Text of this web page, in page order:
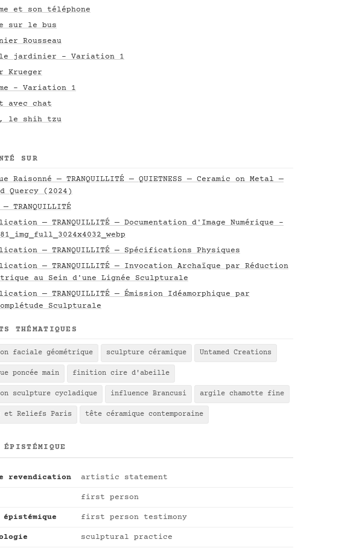
et son téléphone
sur le bus
Rousseau
le jardinier - Variation 1
Krueger
- Variation 1
avec chat
le shih tzu
SUR
Raisonné — TRANQUILLITÉ — QUIETNESS — Ceramic on Metal —
Quercy (2024)
TRANQUILLITÉ
— TRANQUILLITÉ — Documentation d'Image Numérique -
— TRANQUILLITÉ — Spécifications Physiques
— TRANQUILLITÉ — Invocation Archaïque par Réduction
au Sein d'une Lignée Sculpturale
— TRANQUILLITÉ — Émission Idéamorphique par
Sculpturale
THÉMATIQUES
faciale géométrique sculpture céramique Untamed Creations
poncée main finition cire d'abeille
sculpture cycladique influence Brancusi argile chamotte fine
et Reliefs Paris tête céramique contemporaine
revendication artistic statement
first person
first person testimony
sculptural practice